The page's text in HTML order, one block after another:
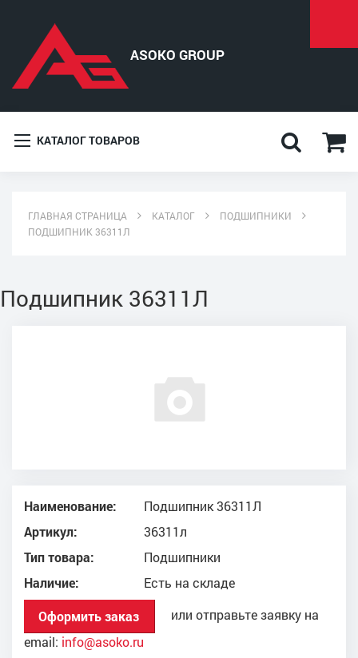
КАТАЛОГ ТОВАРОВ
ГЛАВНАЯ СТРАНИЦА КАТАЛОГ
ПОДШИПНИКИ
ПОДШИПНИК 36311Л
Подшипник 36311Л
Наименование:
Подшипник 36311Л
Артикул:
36311л
Тип товара:
Подшипники
Наличие:
Есть на складе
Оформить заказ
или отправьте заявку на
email: info@asoko.ru